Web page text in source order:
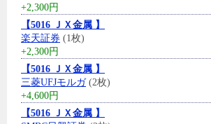
+2,300円
【5016 ＪＸ金属 】
楽天証券 (1枚)
+2,300円
【5016 ＪＸ金属 】
三菱UFJモルガ(2枚)
+4,600円
【5016 ＪＸ金属 】